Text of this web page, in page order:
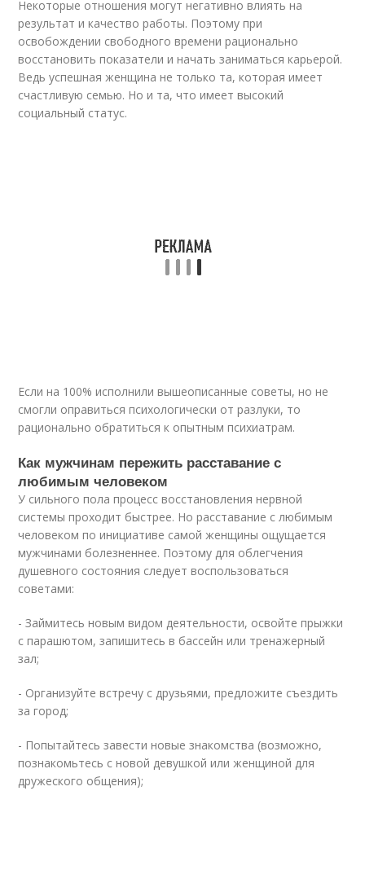
Некоторые отношения могут негативно влиять на
результат и качество работы. Поэтому при
освобождении свободного времени рационально
восстановить показатели и начать заниматься карьерой.
Ведь успешная женщина не только та, которая имеет
счастливую семью. Но и та, что имеет высокий
социальный статус.
Если на 100% исполнили вышеописанные советы, но не
смогли оправиться психологически от разлуки, то
рационально обратиться к опытным психиатрам.
Как мужчинам пережить расставание с
любимым человеком
У сильного пола процесс восстановления нервной
системы проходит быстрее. Но расставание с любимым
человеком по инициативе самой женщины ощущается
мужчинами болезненнее. Поэтому для облегчения
душевного состояния следует воспользоваться
советами:
- Займитесь новым видом деятельности, освойте прыжки
с парашютом, запишитесь в бассейн или тренажерный
зал;
- Организуйте встречу с друзьями, предложите съездить
за город;
- Попытайтесь завести новые знакомства (возможно,
познакомьтесь с новой девушкой или женщиной для
дружеского общения);